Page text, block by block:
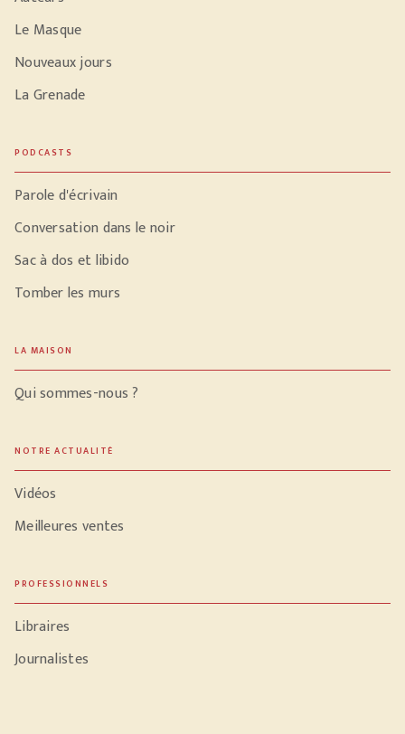
Le Masque
Nouveaux jours
La Grenade
PODCASTS
Parole d'écrivain
Conversation dans le noir
Sac à dos et libido
Tomber les murs
LA MAISON
Qui sommes-nous ?
NOTRE ACTUALITÉ
Vidéos
Meilleures ventes
PROFESSIONNELS
Libraires
Journalistes